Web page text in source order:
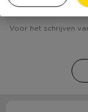
Voor het schrijven